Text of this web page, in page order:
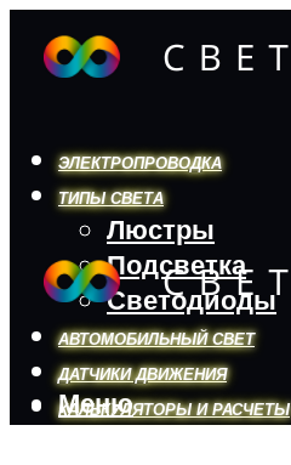
ЭЛЕКТРОПРОВОДКА
ТИПЫ СВЕТА
Люстры
Подсветка
Светодиоды
АВТОМОБИЛЬНЫЙ СВЕТ
ДАТЧИКИ ДВИЖЕНИЯ
КАЛЬКУЛЯТОРЫ И РАСЧЕТЫ
Меню